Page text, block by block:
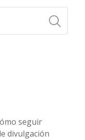
seguir
divulgación